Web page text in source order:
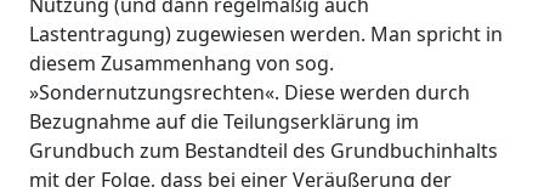
Nutzung (und dann regelmäßig auch
Lastentragung) zugewiesen werden. Man spricht in
diesem Zusammenhang von sog.
»Sondernutzungsrechten«. Diese werden durch
Bezugnahme auf die Teilungserklärung im
Grundbuch zum Bestandteil des Grundbuchinhalts
mit der Folge, dass bei einer Veräußerung der